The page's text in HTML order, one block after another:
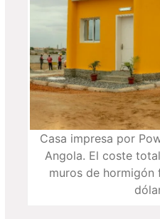
Casa impresa por
Angola. El coste
muros de hormigón